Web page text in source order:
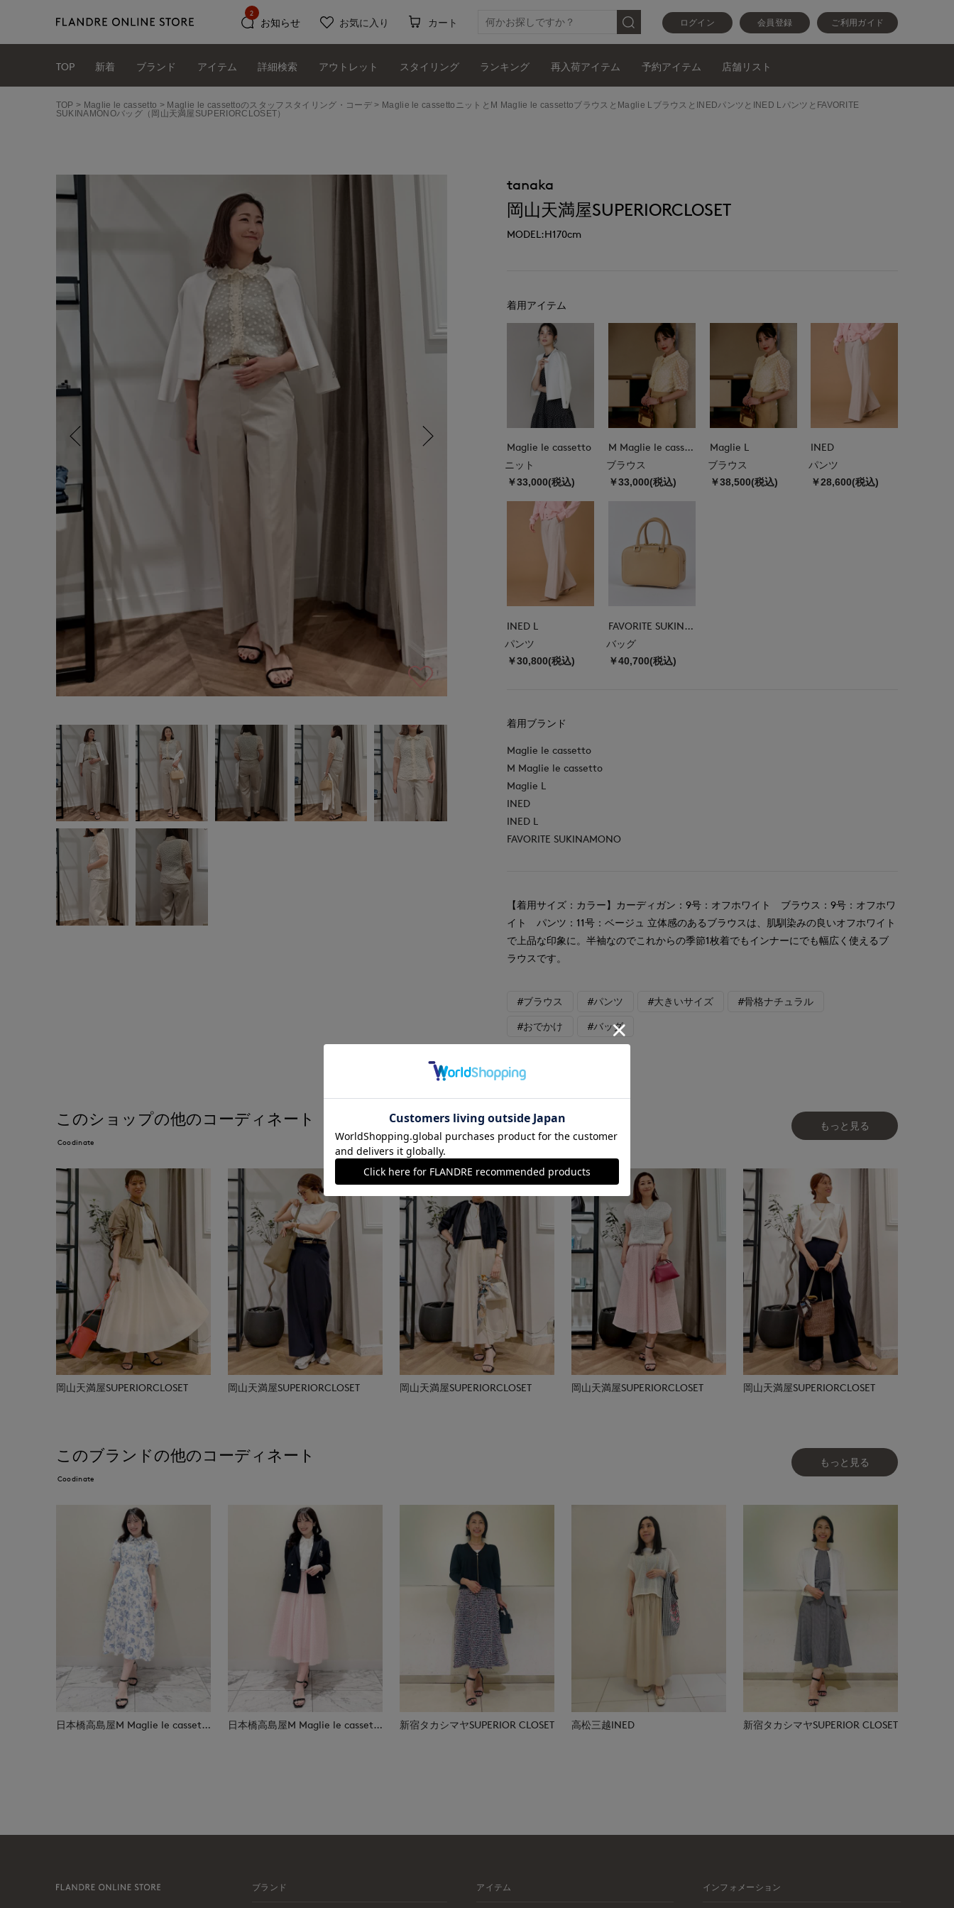
ログイン 会員登録 ご利用ガイド
お知らせ
2
お気に入り カート
TOP 新着 ブランド アイテム 詳細検索 アウトレット スタイリング ランキング 再入荷アイテム 予約アイテム 店舗リスト
TOP Maglie le cassetto Maglie le cassettoのスタッフスタイリング・コーデ
Maglie le cassettoニットとM Maglie le cassettoブラウスとMaglie LブラウスとINEDパンツとINED LパンツとFAVORITE
SUKINAMONOバッグ（岡山天満屋SUPERIORCLOSET）
tanaka
岡山天満屋SUPERIORCLOSET
MODEL:H170cm
着用アイテム
Maglie le cassetto
ニット
￥33,000(税込)
M Maglie le cassetto
ブラウス
￥33,000(税込)
Maglie L
ブラウス
￥38,500(税込)
INED
パンツ
￥28,600(税込)
INED L
パンツ
￥30,800(税込)
FAVORITE SUKINAMONO
バッグ
￥40,700(税込)
着用ブランド
Maglie le cassetto
M Maglie le cassetto
Maglie L
INED
INED L
FAVORITE SUKINAMONO
【着用サイズ：カラー】カーディガン：9号：オフホワイト ブラウス：9号：オフホワ
イト パンツ：11号：ベージュ 立体感のあるブラウスは、肌馴染みの良いオフホワイト
で上品な印象に。半袖なのでこれからの季節1枚着でもインナーにでも幅広く使えるブ
ラウスです。
#ブラウス #パンツ #大きいサイズ #骨格ナチュラル
#おでかけ #バッグ
このショップの他のコーディネート
Coodinate
もっと見る
岡山天満屋SUPERIORCLOSET 岡山天満屋SUPERIORCLOSET 岡山天満屋SUPERIORCLOSET 岡山天満屋SUPERIORCLOSET 岡山天満屋SUPERIORCLOSET
このブランドの他のコーディネート
Coodinate
もっと見る
日本橋高島屋M Maglie le cassetto 日本橋高島屋M Maglie le cassetto 新宿タカシマヤSUPERIOR CLOSET 高松三越INED 新宿タカシマヤSUPERIOR CLOSET
ブランド アイテム インフォメーション